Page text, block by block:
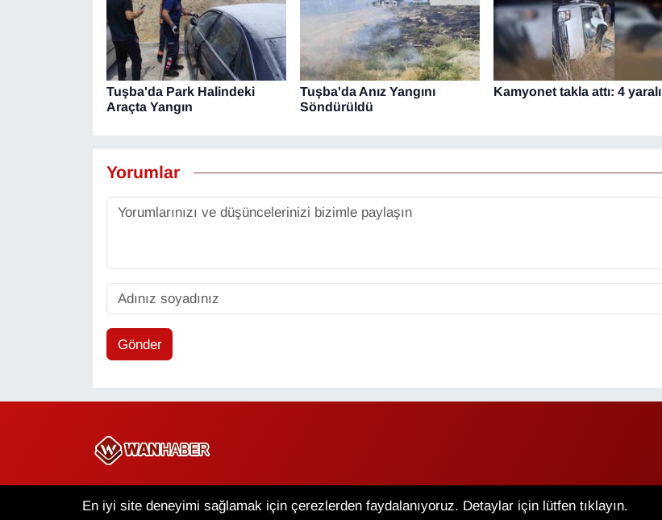
Tuşba'da Park Halindeki
Araçta Yangın
Tuşba'da Anız Yangını
Söndürüldü
Kamyonet takla attı: 4 yaralı
Yorumlar
Gönder
En iyi site deneyimi sağlamak için çerezlerden faydalanıyoruz. Detaylar için lütfen tıklayın.